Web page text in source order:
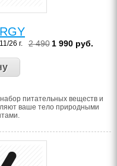
26 г. 2 490 1 990 руб.
питательных веществ и
ваше тело природными